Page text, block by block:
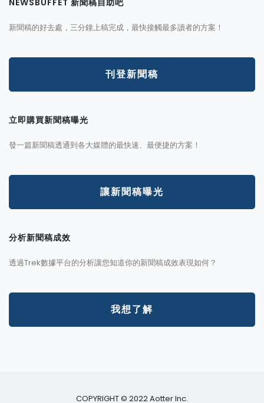
新聞稿的好去處，三分鐘上稿完成，最快接觸最多讀者的方案！
刊登新聞稿
立即購買新聞稿曝光
發一篇新聞稿透通到各大媒體的最快速、最便捷的方案！
讓新聞稿曝光
分析新聞稿成效
透過Trek數據平台的分析讓您知道你的新聞稿成效表現如何？
我想了解
COPYRIGHT © 2022 Aotter Inc.